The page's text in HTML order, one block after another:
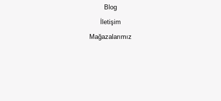
Blog
İletişim
Mağazalarımız